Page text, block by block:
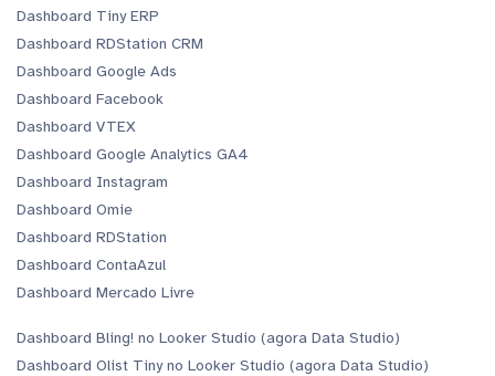
Dashboard Tiny ERP
Dashboard RDStation CRM
Dashboard Google Ads
Dashboard Facebook
Dashboard VTEX
Dashboard Google Analytics GA4
Dashboard Instagram
Dashboard Omie
Dashboard RDStation
Dashboard ContaAzul
Dashboard Mercado Livre
Dashboard Bling! no Looker Studio (agora Data Studio)
Dashboard Olist Tiny no Looker Studio (agora Data Studio)